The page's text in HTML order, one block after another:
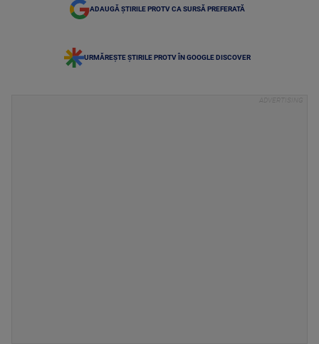
ADAUGĂ ȘTIRILE PROTV CA SURSĂ PREFERATĂ
URMĂREȘTE ȘTIRILE PROTV ÎN GOOGLE DISCOVER